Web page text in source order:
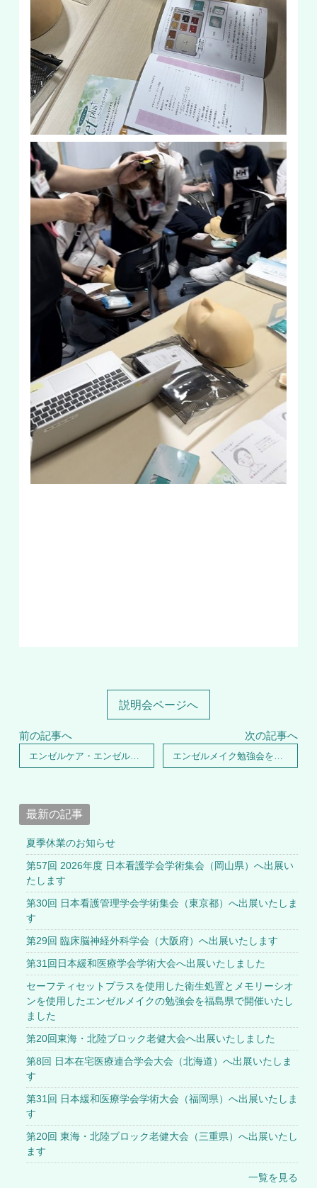
説明会ページへ
前の記事へ
エンゼルケア・エンゼルメイク勉強会を福島県で実施いたしました
次の記事へ
最新の記事
夏季休業のお知らせ
第57回 2026年度 日本看護学会学術集会（岡山県）へ出展い
たします
第30回 日本看護管理学会学術集会（東京都）へ出展いたしま
す
第29回 臨床脳神経外科学会（大阪府）へ出展いたします
第31回日本緩和医療学会学術大会へ出展いたしました
セーフティセットプラスを使用した衛生処置とメモリーシオ
ンを使用したエンゼルメイクの勉強会を福島県で開催いたし
ました
第20回東海・北陸ブロック老健大会へ出展いたしました
第8回 日本在宅医療連合学会大会（北海道）へ出展いたしま
す
第31回 日本緩和医療学会学術大会（福岡県）へ出展いたしま
す
第20回 東海・北陸ブロック老健大会（三重県）へ出展いたし
ます
一覧を見る